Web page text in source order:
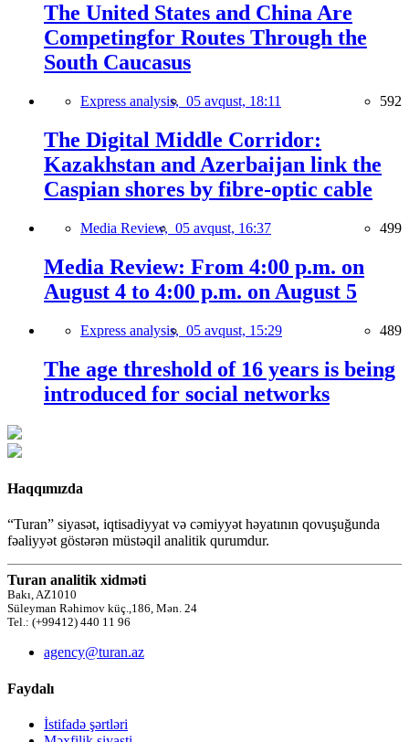
The United States and China Are
Competingfor Routes Through the
South Caucasus
Express analysis, 05 avqust, 18:11 592
The Digital Middle Corridor:
Kazakhstan and Azerbaijan link the
Caspian shores by fibre-optic cable
Media Review, 05 avqust, 16:37 499
Media Review: From 4:00 p.m. on
August 4 to 4:00 p.m. on August 5
Express analysis, 05 avqust, 15:29 489
The age threshold of 16 years is being
introduced for social networks
Haqqımızda
“Turan” siyasət, iqtisadiyyat və cəmiyyət həyatının qovuşuğunda
fəaliyyət göstərən müstəqil analitik qurumdur.
Turan analitik xidməti
Bakı, AZ1010
Süleyman Rəhimov küç.,186, Mən. 24
Tel.: (+99412) 440 11 96
agency@turan.az
Faydalı
İstifadə şərtləri